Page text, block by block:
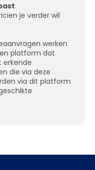
je verder wil
werken
platform dat
die via deze
via dit platform